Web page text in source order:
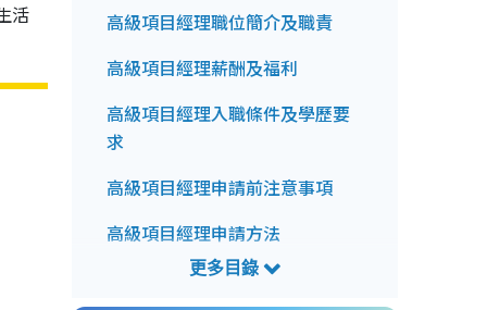
活
高級項目經理職位簡介及職責
高級項目經理薪酬及福利
高級項目經理入職條件及學歷要
求
高級項目經理申請前注意事項
高級項目經理申請方法
高級項目經理截止申請日期